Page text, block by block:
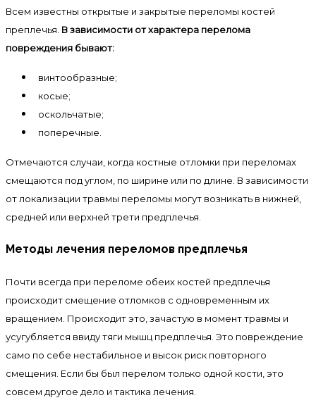
Всем известны открытые и закрытые переломы костей
преплечья. В зависимости от характера перелома
повреждения бывают:
винтообразные;
косые;
оскольчатые;
поперечные
Отмечаются случаи, когда костные отломки при переломах
смещаются под углом, по ширине или по длине. В зависимости
от локализации травмы переломы могут возникать в нижней,
средней или верхней трети предплечья.
Методы лечения переломов предплечья
Почти всегда при переломе обеих костей предплечья
происходит смещение отломков с одновременным их
вращением. Происходит это, зачастую в момент травмы и
усугубляется ввиду тяги мышц предплечья. Это повреждение
само по себе нестабильное и высок риск повторного
смещения. Если бы был перелом только одной кости, это
совсем другое дело и тактика лечения.